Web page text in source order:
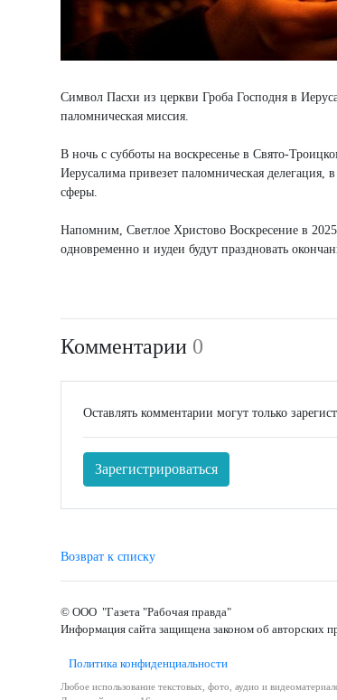
Символ Пасхи из церкви Гроба Господня в
паломническая миссия.
В ночь с субботы на воскресенье в Свято-
Иерусалима привезет паломническая делегация,
сферы.
Напомним, Светлое Христово Воскресение в
одновременно и иудеи будут праздновать
Комментарии 0
Оставлять комментарии могут только
Зарегистрироваться
Возврат к списку
© ООО "Газета "Рабочая правда"
Информация сайта защищена законом об авторских
Политика конфиденциальности
Любое использование текстовых, фото, аудио и